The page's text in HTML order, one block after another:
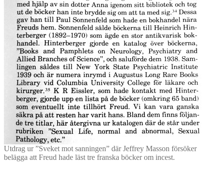
Utdrag ur ”Sveket mot sanningen” där Jeffrey Masson försöker
belägga att Freud hade läst tre franska böcker om incest.